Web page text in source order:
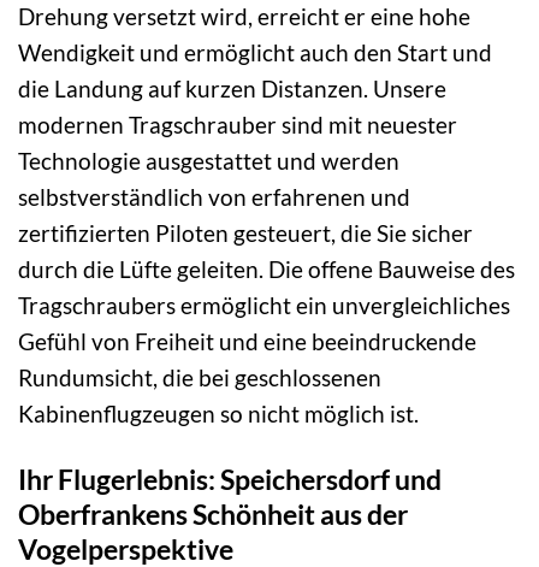
Drehung versetzt wird, erreicht er eine hohe
Wendigkeit und ermöglicht auch den Start und
die Landung auf kurzen Distanzen. Unsere
modernen Tragschrauber sind mit neuester
Technologie ausgestattet und werden
selbstverständlich von erfahrenen und
zertifizierten Piloten gesteuert, die Sie sicher
durch die Lüfte geleiten. Die offene Bauweise des
Tragschraubers ermöglicht ein unvergleichliches
Gefühl von Freiheit und eine beeindruckende
Rundumsicht, die bei geschlossenen
Kabinenflugzeugen so nicht möglich ist.
Ihr Flugerlebnis: Speichersdorf und
Oberfrankens Schönheit aus der
Vogelperspektive